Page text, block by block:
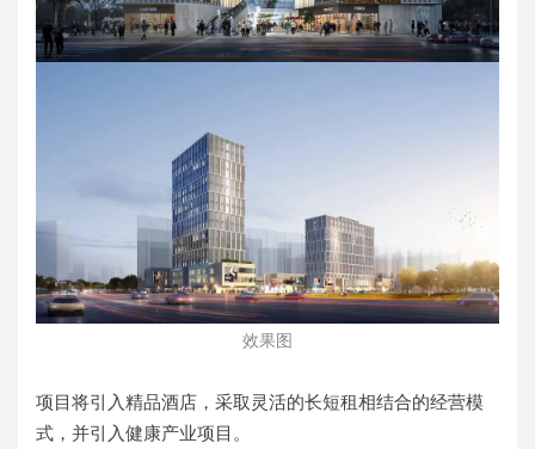
效果图
项目将引入精品酒店，采取灵活的长短租相结合的经营模
式，并引入健康产业项目。